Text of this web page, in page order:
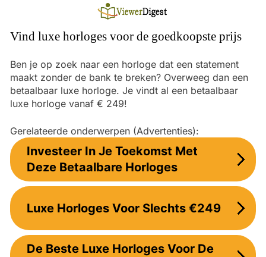
Vind luxe horloges voor de goedkoopste prijs
Ben je op zoek naar een horloge dat een statement
maakt zonder de bank te breken? Overweeg dan een
betaalbaar luxe horloge. Je vindt al een betaalbaar
luxe horloge vanaf € 249!
Gerelateerde onderwerpen (Advertenties):
Investeer In Je Toekomst Met
Deze Betaalbare Horloges
Luxe Horloges Voor Slechts €249
De Beste Luxe Horloges Voor De